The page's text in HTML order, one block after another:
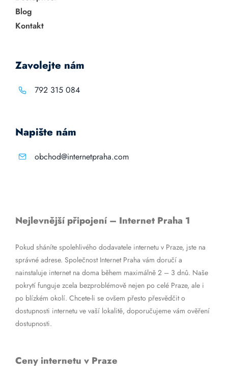
Blog
Kontakt
Zavolejte nám
792 315 084
Napište nám
obchod@internetpraha.com
Nejlevnější připojení – Internet Praha 1
Pokud sháníte spolehlivého dodavatele internetu v Praze, jste na
správné adrese. Společnost Internet Praha vám doručí a
nainstaluje internet na doma během maximálně 2 – 3 dnů. Naše
pokrytí funguje zcela bezproblémově nejen po celé Praze, ale i
po blízkém okolí. Chcete-li se ovšem přesto přesvědčit o
dostupnosti internetu ve vaší lokalitě, doporučujeme vám ověření
dostupnosti.
Ceny internetu v Praze